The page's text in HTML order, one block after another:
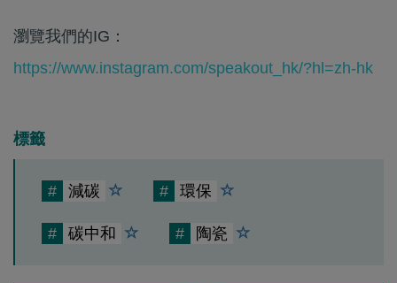
瀏覽我們的IG：
https://www.instagram.com/speakout_hk/?hl=zh-hk
標籤
# 減碳 # 環保
# 碳中和 # 陶瓷